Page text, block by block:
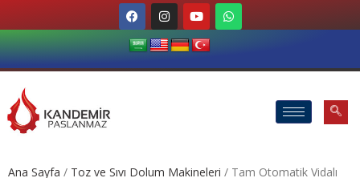
Ana Sayfa / Toz ve Sıvı Dolum Makineleri / Tam Otomatik Vidalı